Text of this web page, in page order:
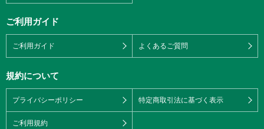
ご利用ガイド
ご利用ガイド よくあるご質問
規約について
プライバシーポリシー 特定商取引法に基づく表示
ご利用規約